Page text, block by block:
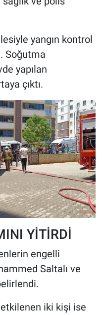
yangın kontrol
Soğutma
yapılan
çıktı.
YİTİRDİ
engelli
Saltalı ve
etkilenen iki kişi ise